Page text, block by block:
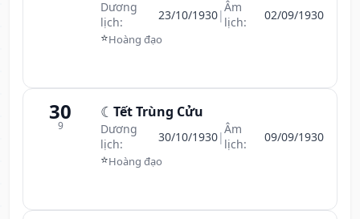
Dương
lịch:
23/10/1930|Âm
lịch:
02/09/1930
⭐Hoàng đạo
30
9
☾ Tết Trùng Cửu
Dương
lịch:
30/10/1930|Âm
lịch:
09/09/1930
⭐Hoàng đạo